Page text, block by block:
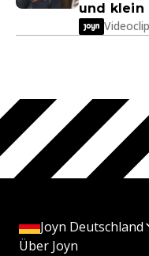
und klein
Joyn Deutschland
Über Joyn